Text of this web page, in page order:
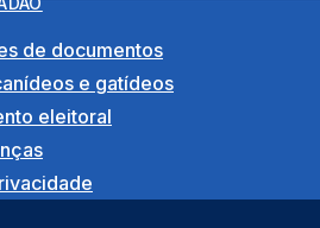
de documentos
e gatídeos
eleitoral